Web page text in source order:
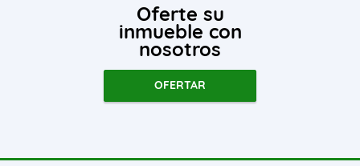
Oferte su
inmueble con
nosotros
OFERTAR